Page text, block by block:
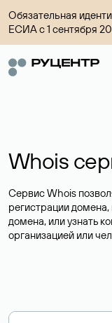
Обязательная
ЕСИА с 1 сентября
Whois
Сервис Whois
регистрации
домена, или узнать
организацией или